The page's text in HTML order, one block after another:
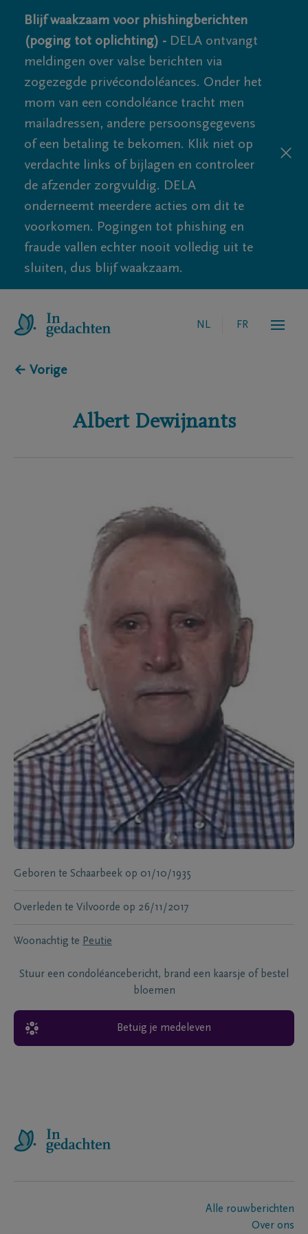
Blijf waakzaam voor phishingberichten
(poging tot oplichting) - DELA ontvangt
meldingen over valse berichten via
zogezegde privécondoléances. Onder het
mom van een condoléance tracht men
mailadressen, andere persoonsgegevens
of een betaling te bekomen. Klik niet op
verdachte links of bijlagen en controleer
de afzender zorgvuldig. DELA
onderneemt meerdere acties om dit te
voorkomen. Pogingen tot phishing en
fraude vallen echter nooit volledig uit te
sluiten, dus blijf waakzaam.
NL FR
← Vorige
Albert Dewijnants
Geboren te Schaarbeek op 01/10/1935
Overleden te Vilvoorde op 26/11/2017
Woonachtig te Peutie
Stuur een condoléancebericht, brand een kaarsje of bestel
bloemen
Betuig je medeleven
Alle rouwberichten
Over ons